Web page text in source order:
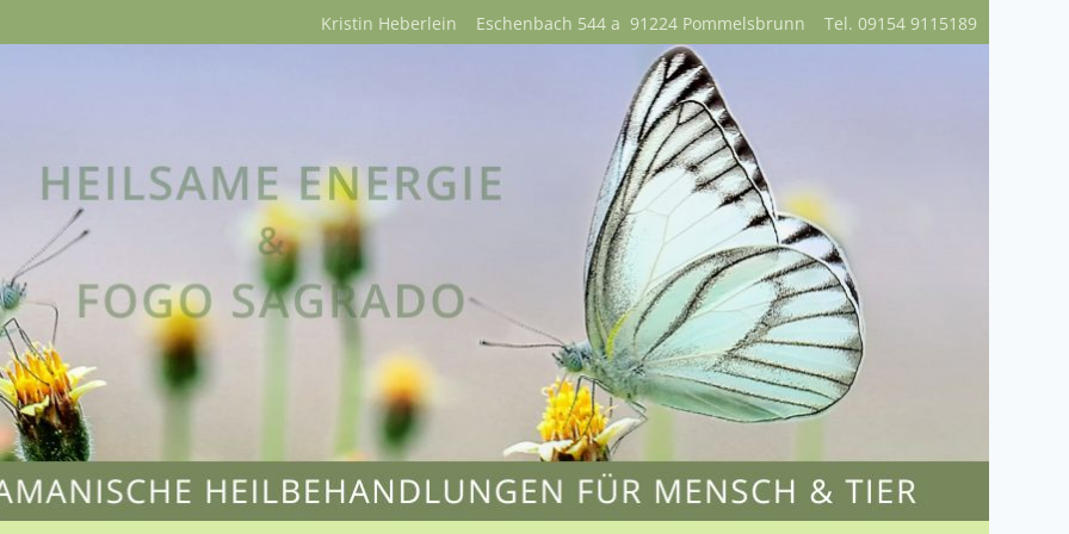
Kristin Heberlein Eschenbach 544 a 91224 Pommelsbrunn Tel. 09154 9115189